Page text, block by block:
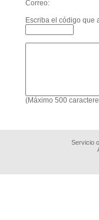
Correo:
Escriba el código que
(Máximo 500
Servicio